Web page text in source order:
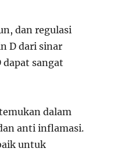
dan regulasi
D dari sinar
sangat
dalam
anti inflamasi.
untuk